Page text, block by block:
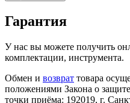
Гарантия
У нас вы можете получить
комплектации, инструмента.
Обмен и возврат товара
положениями Закона о
точки приёма: 192019, г.